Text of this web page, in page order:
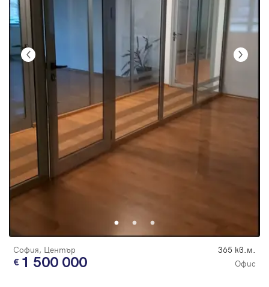
София, Център 365 кв.м.
1 500 000 Офис